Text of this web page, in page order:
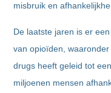
misbruik en
De laatste jaren is er
van opioïden,
drugs heeft geleid tot
miljoenen mensen